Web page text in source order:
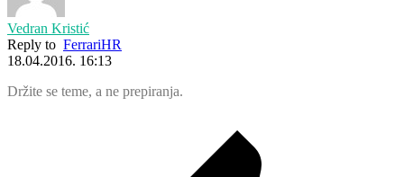
Vedran Kristić
Reply to FerrariHR
18.04.2016. 16:13
Držite se teme, a ne prepiranja.